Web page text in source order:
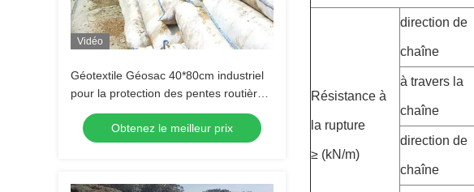
Vidéo
Géotextile Géosac 40*80cm industriel
pour la protection des pentes routières,
Géosac Géotextile pour l'afforestation,
la plantation d'herbe et le contrôle des
inondations
Obtenez le meilleur prix
Résistance à
la rupture
≥ (kN/m)
direction de
chaîne
à travers la
chaîne
direction de
chaîne